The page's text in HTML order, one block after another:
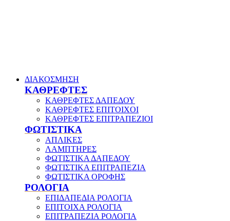
ΔΙΑΚΟΣΜΗΣΗ
ΚΑΘΡΕΦΤΕΣ
ΚΑΘΡΕΦΤΕΣ ΔΑΠΕΔΟΥ
ΚΑΘΡΕΦΤΕΣ ΕΠΙΤΟΙΧΟΙ
ΚΑΘΡΕΦΤΕΣ ΕΠΙΤΡΑΠΕΖΙΟΙ
ΦΩΤΙΣΤΙΚΑ
ΑΠΛΙΚΕΣ
ΛΑΜΠΤΗΡΕΣ
ΦΩΤΙΣΤΙΚΑ ΔΑΠΕΔΟΥ
ΦΩΤΙΣΤΙΚΑ ΕΠΙΤΡΑΠΕΖΙΑ
ΦΩΤΙΣΤΙΚΑ ΟΡΟΦΗΣ
ΡΟΛΟΓΙΑ
ΕΠΙΔΑΠΕΔΙΑ ΡΟΛΟΓΙΑ
ΕΠΙΤΟΙΧΑ ΡΟΛΟΓΙΑ
ΕΠΙΤΡΑΠΕΖΙΑ ΡΟΛΟΓΙΑ